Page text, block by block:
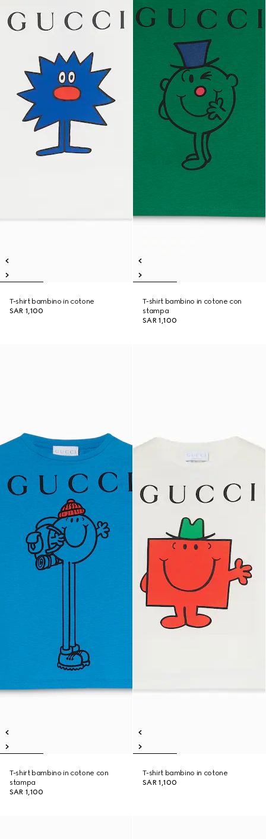
T-shirt bambino in cotone
SAR 1,100
T-shirt bambino in cotone con
stampa
SAR 1,100
T-shirt bambino in cotone con
stampa
SAR 1,100
T-shirt bambino in cotone
SAR 1,100